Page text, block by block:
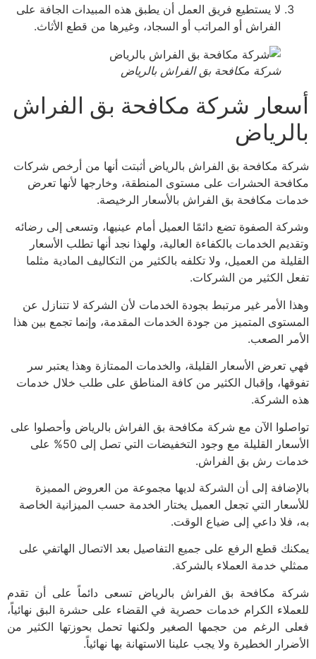
لا يستطيع فريق العمل أن يطبق هذه المبيدات الجافة على
الفراش أو المراتب أو السجاد، وغيرها من قطع الأثاث.
شركة مكافحة بق الفراش بالرياض
شركة مكافحة بق الفراش
مكافحة بق الفراش بالرياض أثبتت أنها من أرخص شركات
الحشرات على مستوى المنطقة، وخارجها لأنها تعرض
مكافحة بق الفراش بالأسعار الرخيصة.
الصفوة تضع دائمًا العميل أمام عينيها، وتسعى إلى رضائه
الخدمات بالكفاءة العالية، ولهذا نجد أنها تطلب الأسعار
من العميل، ولا تكلفه بالكثير من التكاليف المادية مثلما
الكثير من الشركات.
الأمر غير مرتبط بجودة الخدمات لأن الشركة لا تتنازل عن
المتميز من جودة الخدمات المقدمة، وإنما تجمع بين هذا
الصعب.
تعرض الأسعار القليلة، والخدمات الممتازة وهذا يعتبر سر
وإقبال الكثير من كافة المناطق على طلب خلال خدمات
الشركة.
الآن مع شركة مكافحة بق الفراش بالرياض وأحصلوا على
الأسعار القليلة مع وجود التخفيضات التي تصل إلى 50% على
رش بق الفراش.
إلى أن الشركة لديها مجموعة من العروض المميزة
التي تجعل العميل يختار الخدمة حسب الميزانية الخاصة
فلا داعي إلى ضياع الوقت.
قطع الرفع على جميع التفاصيل بعد الاتصال الهاتفي على
خدمة العملاء بالشركة.
مكافحة بق الفراش بالرياض تسعى دائماً على أن تقدم
الكرام خدمات حصرية في القضاء على حشرة البق نهائياً،
الرغم من حجمها الصغير ولكنها تحمل بحوزتها الكثير من
الخطيرة ولا يجب علينا الاستهانة بها نهائياً.